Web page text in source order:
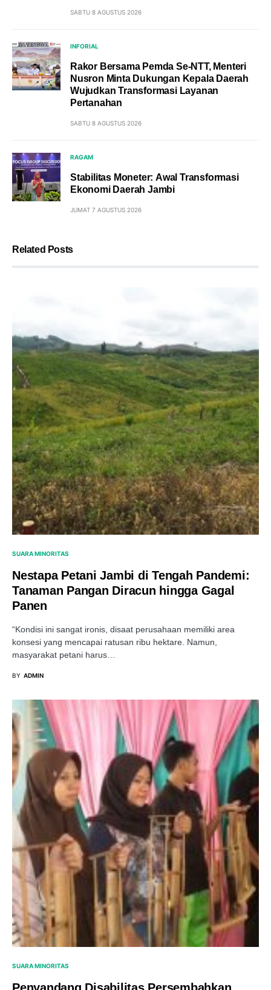
SABTU 8 AGUSTUS 2026
INFORIAL
Rakor Bersama Pemda Se-NTT, Menteri
Nusron Minta Dukungan Kepala Daerah
Wujudkan Transformasi Layanan
Pertanahan
SABTU 8 AGUSTUS 2026
RAGAM
Stabilitas Moneter: Awal Transformasi
Ekonomi Daerah Jambi
JUMAT 7 AGUSTUS 2026
Related Posts
SUARA MINORITAS
Nestapa Petani Jambi di Tengah Pandemi:
Tanaman Pangan Diracun hingga Gagal
Panen
“Kondisi ini sangat ironis, disaat perusahaan memiliki area
konsesi yang mencapai ratusan ribu hektare. Namun,
masyarakat petani harus…
BY ADMIN
SUARA MINORITAS